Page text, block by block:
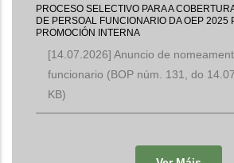
PROCESO SELECTIVO PARA A
DE PERSOAL FUNCIONARIO DA OEP 2025
PROMOCIÓN INTERNA
[14.07.2026] Anuncio de
funcionario (BOP núm. 131, do
KB)